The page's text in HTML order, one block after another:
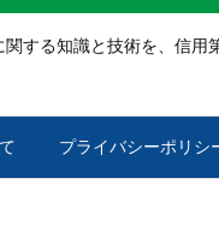
する知識と技術を、信
プライバシーポリシ